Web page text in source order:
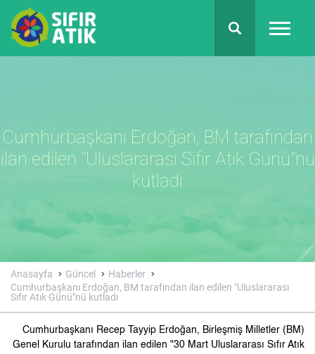
Cumhurbaşkanı Erdoğan, BM tarafından
ilan edilen "Uluslararası Sıfır Atık Günü"nü
kutladı
Anasayfa Güncel
Haberler
Cumhurbaşkanı Erdoğan, BM tarafından ilan edilen "Uluslararası
Sıfır Atık Günü"nü kutladı
Cumhurbaşkanı Recep Tayyip Erdoğan, Birleşmiş Milletler (BM)
Genel Kurulu tarafından ilan edilen "30 Mart Uluslararası Sıfır Atık